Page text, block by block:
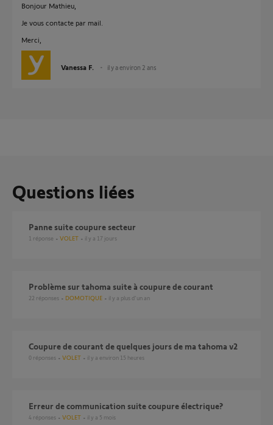
Bonjour Mathieu,
Je vous contacte par mail.
Merci,
Vanessa F. il y a environ 2 ans
Questions liées
panne suite coupure secteur
1 réponse VOLET il y a 17 jours
Problème sur tahoma suite à coupure de courant
22 réponses DOMOTIQUE il y a plus d'un an
Coupure de courant de quelques jours de ma tahoma v2
0 réponses VOLET il y a environ 15 heures
Erreur de communication suite coupure électrique?
4 réponses VOLET il y a 5 mois